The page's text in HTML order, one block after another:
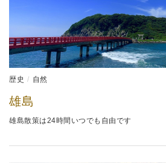
歴史 自然
雄島
雄島散策は24時間いつでも自由です